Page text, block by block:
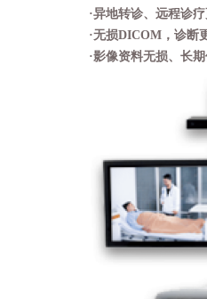
·异地转诊、远程诊
·无损DICOM，诊断
·影像资料无损、长